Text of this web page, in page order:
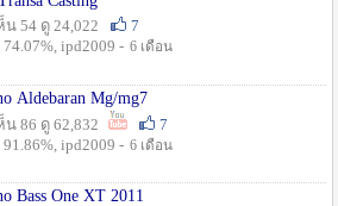
น 54 ดู 24,022
7
ipd2009 - 6 เดือน
Aldebaran Mg/mg7
น 86 ดู 62,832
7
ipd2009 - 6 เดือน
Bass One XT 2011